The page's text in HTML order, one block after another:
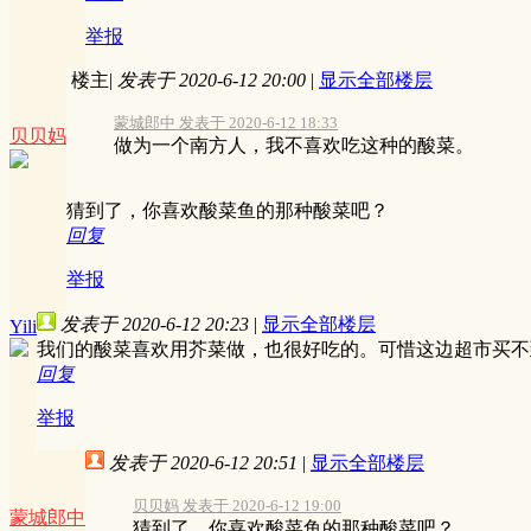
举报
贝贝妈
楼主| 发表于 2020-6-12 20:00 | 显示全部楼层
蒙城郎中 发表于 2020-6-12 18:33
做为一个南方人，我不喜欢吃这种的酸菜。
猜到了，你喜欢酸菜鱼的那种酸菜吧？
回复
举报
Yili 发表于 2020-6-12 20:23 | 显示全部楼层
我们的酸菜喜欢用芥菜做，也很好吃的。可惜这边超市买不
回复
举报
蒙城郎中
发表于 2020-6-12 20:51 | 显示全部楼层
贝贝妈 发表于 2020-6-12 19:00